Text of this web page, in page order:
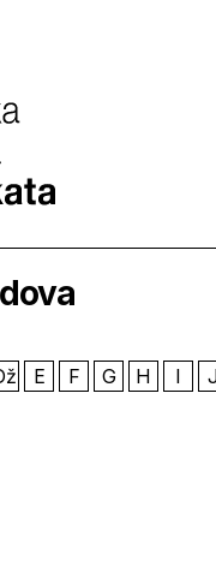
E F G H I